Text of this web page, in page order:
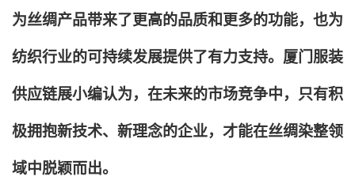
为丝绸产品带来了更高的品质和更多的功能，也为
纺织行业的可持续发展提供了有力支持。厦门服装
供应链展小编认为，在未来的市场竞争中，只有积
极拥抱新技术、新理念的企业，才能在丝绸染整领
域中脱颖而出。